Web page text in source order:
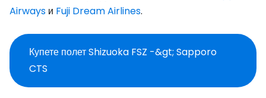
Airways и Fuji Dream Airlines.
Купете полет Shizuoka FSZ -&gt; Sapporo
CTS